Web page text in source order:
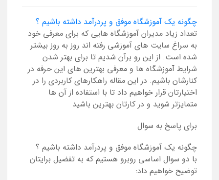
چگونه یک آموزشگاه موفق و پردرآمد داشته باشیم ؟
تعداد زیاد مدیران آموزشگاه هایی که برای معرفی خود
به سراغ سایت های آموزشی رفته اند روز به روز بیشتر
شده است. از این رو برآن شدیم تا برای بهتر شدن
شرایط آموزشگاه ها و معرفی بهترین های این حرفه در
کنارشان باشیم. در این مقاله راهکارهای کاربردی را در
اختیارتان قرار خواهیم داد تا با استفاده از آن ها
متمایزتر شوید و در کارتان بهترین باشید
برای پاسخ به سوال
چگونه یک آموزشگاه موفق و پردرآمد داشته باشیم ؟
با دو سوال اساسی روبرو هستیم که به تفضیل برایتان
توضیح خواهیم داد: